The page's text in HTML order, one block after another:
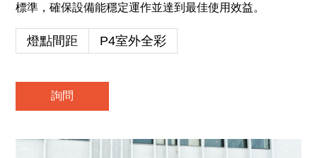
標準，確保設備能穩定運作並達到最佳使用效益。
燈點間距 P4室外全彩
詢問